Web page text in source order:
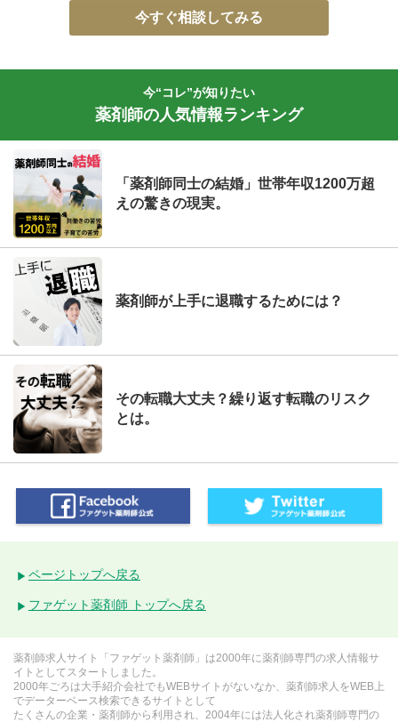
今すぐ相談してみる
今“コレ”が知りたい
薬剤師の人気情報ランキング
「薬剤師同士の結婚」世帯年収1200万超
えの驚きの現実。
薬剤師が上手に退職するためには？
その転職大丈夫？繰り返す転職のリスク
とは。
ページトップへ戻る
ファゲット薬剤師 トップへ戻る
薬剤師求人サイト「ファゲット薬剤師」は2000年に薬剤師専門の求人情報サ
イトとしてスタートしました。
2000年ごろは大手紹介会社でもWEBサイトがないなか、薬剤師求人をWEB上
でデーターベース検索できるサイトとして
たくさんの企業・薬剤師から利用され、2004年には法人化され薬剤師専門の